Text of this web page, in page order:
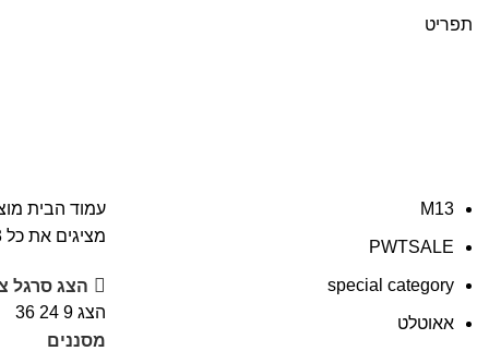
תפריט
M13
PWTSALE
special category
אאוטלט
עמוד הבית
מציגים את כל ⁦3⁩ התוצאות
הצג סרגל
הצג 9
24
36
מסננים